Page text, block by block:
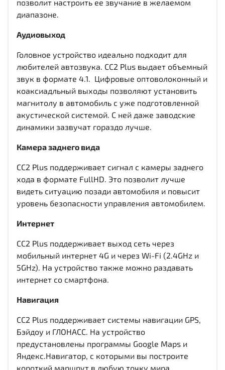
позволит настроить ее звучание в желаемом
диапазоне.
Аудиовыход
Головное устройство идеально подходит для
любителей автозвука. CC2 Plus выдает объемный
звук в формате 4.1. Цифровые оптоволоконный и
коаксиадльный выходы позволяют установить
магнитолу в автомобиль с уже подготовленной
акустической системой. С ней даже заводские
динамики зазвучат гораздо лучше.
Камера заднего вида
CC2 Plus поддерживает сигнал с камеры заднего
хода в формате FullHD. Это позволит лучше
видеть ситуацию позади автомобиля и повысит
уровень безопасности управления автомобилем.
Интернет
CC2 Plus поддерживает выход сеть через
мобильный интернет 4G и через Wi-Fi (2.4GHz и
5GHz). На устройство также можно раздавать
интернет со смартфона.
Навигация
CC2 Plus поддерживает системы навигации GPS,
Бэйдоу и ГЛОНАСС. На устройство
предустановлены программы Google Maps и
Яндекс.Навигатор, с которыми вы построите
короткий маршрут в любую точку мира.